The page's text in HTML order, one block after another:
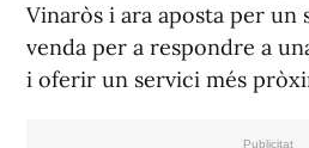
Vinaròs i ara aposta per un
venda per a respondre a
i oferir un servici més